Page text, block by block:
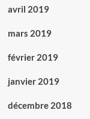
avril 2019
mars 2019
février 2019
janvier 2019
décembre 2018